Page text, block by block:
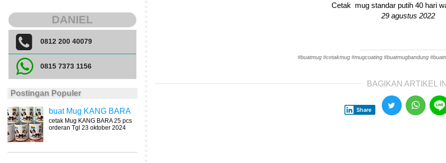
DANIEL
0812 200 40079
0815 7373 1156
Postingan Populer
buat Mug KANG BARA
cetak Mug KANG BARA 25 pcs
orderan Tgl 23 oktober 2024
Cetak mug standar putih 40 hari
29 agustus 2022
#buatmug #cetakmug #mugcoating #buatmugbandung
BAGIKAN ARTIKEL INI
Share